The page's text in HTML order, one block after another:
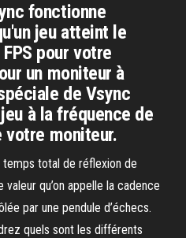
fonctionne
jeu atteint le
pour votre
un moniteur à
de Vsync
à la fréquence de
moniteur.
total de réflexion de
qu’on appelle la cadence
par une pendule d’échecs.
quels sont les différents